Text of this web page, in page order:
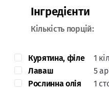
Інгредієнти
Кількість порцій:
Курятина, філе
1
Лаваш
5
Рослинна олія
1